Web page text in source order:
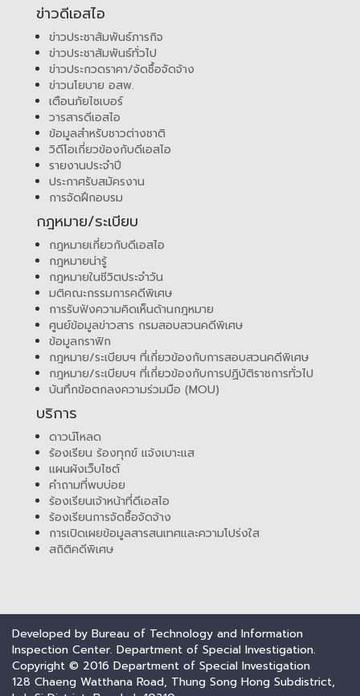
ข่าวดีเอสไอ
ข่าวประชาสัมพันธ์ภารกิจ
ข่าวประชาสัมพันธ์ทั่วไป
ข่าวประกวดราคา/จัดซื้อจัดจ้าง
ข่าวนโยบาย อสพ.
เตือนภัยไซเบอร์
วารสารดีเอสไอ
ข้อมูลสำหรับชาวต่างชาติ
วิดีโอเกี่ยวข้องกับดีเอสไอ
รายงานประจำปี
ประกาศรับสมัครงาน
การจัดฝึกอบรม
กฎหมาย/ระเบียบ
กฎหมายเกี่ยวกับดีเอสไอ
กฎหมายน่ารู้
กฎหมายในชีวิตประจำวัน
มติคณะกรรมการคดีพิเศษ
การรับฟังความคิดเห็นด้านกฎหมาย
ศูนย์ข้อมูลข่าวสาร กรมสอบสวนคดีพิเศษ
ข้อมูลกราฟิก
กฎหมาย/ระเบียบฯ ที่เกี่ยวข้องกับการสอบสวนคดีพิเศษ
กฎหมาย/ระเบียบฯ ที่เกี่ยวข้องกับการปฏิบัติราชการทั่วไป
บันทึกข้อตกลงความร่วมมือ (MOU)
บริการ
ดาวน์โหลด
ร้องเรียน ร้องทุกข์ แจ้งเบาะแส
แผนผังเว็บไซต์
คำถามที่พบบ่อย
ร้องเรียนเจ้าหน้าที่ดีเอสไอ
ร้องเรียนการจัดซื้อจัดจ้าง
การเปิดเผยข้อมูลสารสนเทศและความโปร่งใส
สถิติคดีพิเศษ
Developed by Bureau of Technology and Information
Inspection Center. Department of Special Investigation.
Copyright © 2016 Department of Special Investigation
128 Chaeng Watthana Road, Thung Song Hong Subdistrict,